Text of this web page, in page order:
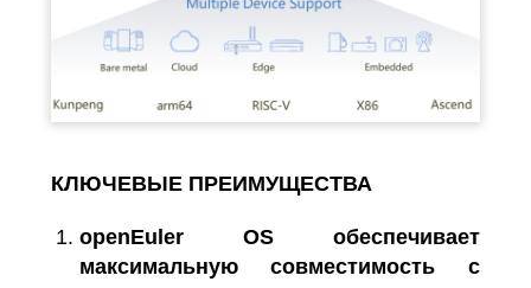
КЛЮЧЕВЫЕ ПРЕИМУЩЕСТВА
openEuler OS
обеспечивает
максимальную совместимость с